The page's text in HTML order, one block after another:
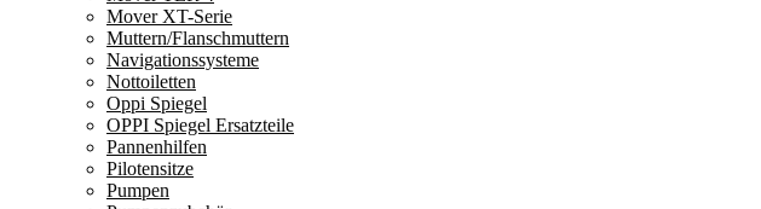
Mover XT-Serie
Muttern/Flanschmuttern
Navigationssysteme
Nottoiletten
Oppi Spiegel
OPPI Spiegel Ersatzteile
Pannenhilfen
Pilotensitze
Pumpen